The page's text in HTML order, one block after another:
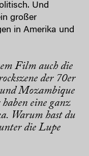
Und
großer
in Amerika und
Film auch die
der 70er
Mozambique
eine ganz
Warum hast du
die Lupe